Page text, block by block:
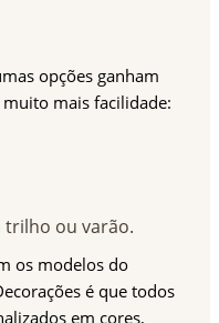
opções ganham
mais facilidade:
trilho ou varão.
os modelos do
é que todos
em cores,